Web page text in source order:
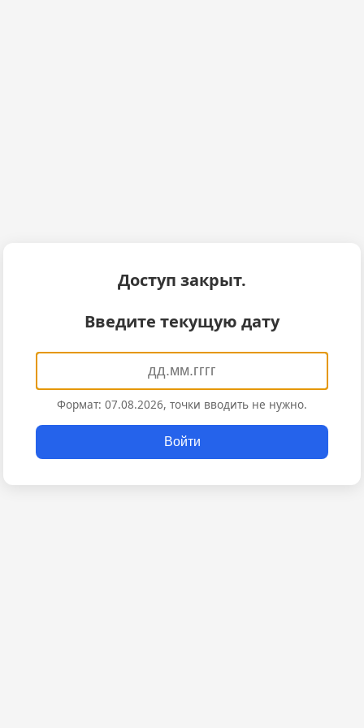
Доступ закрыт.
Введите текущую дату
Формат: 07.08.2026, точки вводить не нужно.
Войти